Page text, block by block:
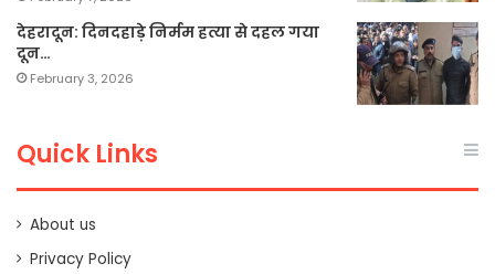
देहरादून: दिनदहाड़े निर्मम हत्या से दहल गया
दून…
February 3, 2026
Quick Links
About us
Privacy Policy